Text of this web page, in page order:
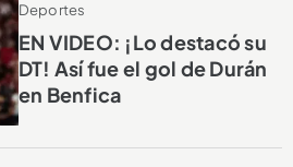
Deportes
EN VIDEO: ¡Lo destacó su
DT! Así fue el gol de Durán
en Benfica